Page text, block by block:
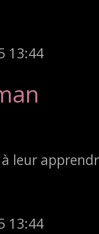
13:44
leur
13:44